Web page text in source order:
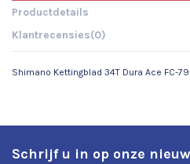
Productdetails
Klantrecensies(0)
Shimano Kettingblad 34T Dura Ace FC-
Schrijf u in op onze